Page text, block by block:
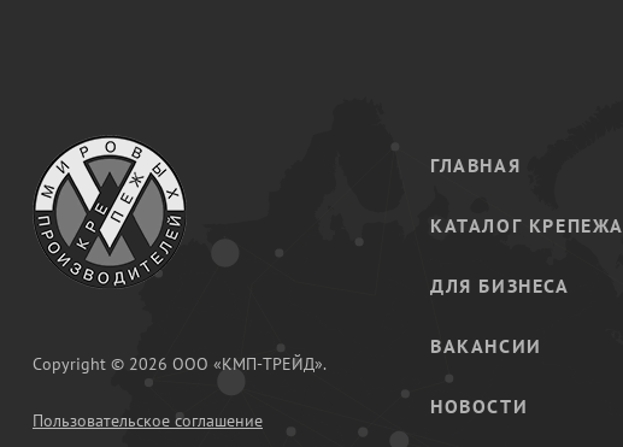
Copyright © 2026 ООО «КМП-ТРЕЙД».
Пользовательское соглашение
ГЛАВНАЯ
КАТАЛОГ КРЕПЕЖА
ДЛЯ БИЗНЕСА
ВАКАНСИИ
НОВОСТИ